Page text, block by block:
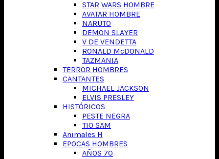
STAR WARS HOMBRE
AVATAR HOMBRE
NARUTO
DEMON SLAYER
V DE VENDETTA
RONALD McDONALD
TAZMANIA
TERROR HOMBRES
CANTANTES
MICHAEL JACKSON
ELVIS PRESLEY
HISTÓRICOS
PESTE NEGRA
TIO SAM
Animales H
EPOCAS HOMBRES
AÑOS 70